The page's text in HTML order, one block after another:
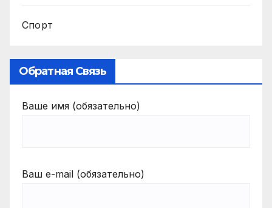
Спорт
Обратная Связь
Ваше имя (обязательно)
Ваш e-mail (обязательно)